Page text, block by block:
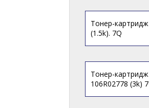
Тонер-
(1.5k). 7Q
Тонер-
106R02778 (3k)